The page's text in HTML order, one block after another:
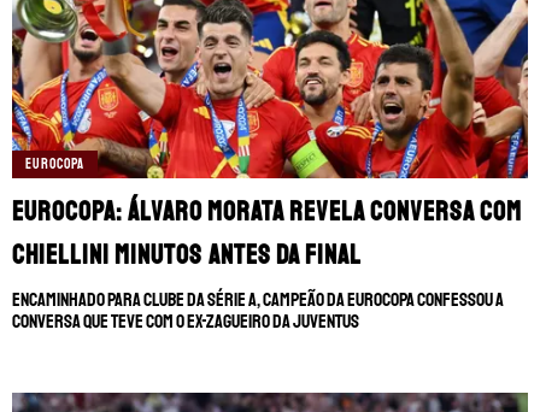
EUROCOPA
Eurocopa: Álvaro Morata revela conversa com
Chiellini minutos antes da final
Encaminhado para clube da Série A, campeão da Eurocopa confessou a
conversa que teve com o ex-zagueiro da Juventus